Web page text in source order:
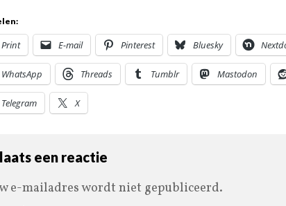
Print E-mail Pinterest Bluesky
WhatsApp Threads Tumblr Mastodon
Telegram X
een reactie
e-mailadres wordt niet gepubliceerd.